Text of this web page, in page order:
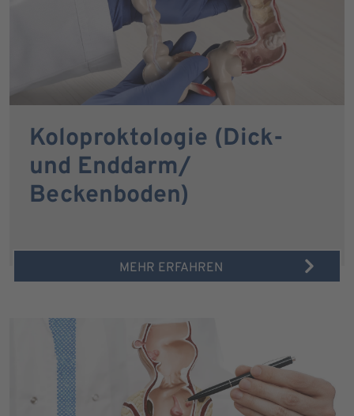
Koloproktologie (Dick-
und Enddarm/
Beckenboden)
MEHR ERFAHREN